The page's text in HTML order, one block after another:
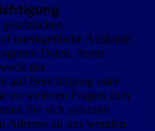
unentgeltliche Auskunft
Daten, deren
der
auf Berichtigung oder
zu weiteren Fragen zum
Sie sich jederzeit
Adresse an uns wenden.